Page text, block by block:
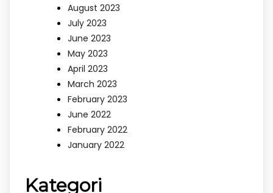
August 2023
July 2023
June 2023
May 2023
April 2023
March 2023
February 2023
June 2022
February 2022
January 2022
Kategori